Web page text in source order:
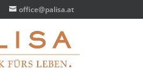
office@palisa.at